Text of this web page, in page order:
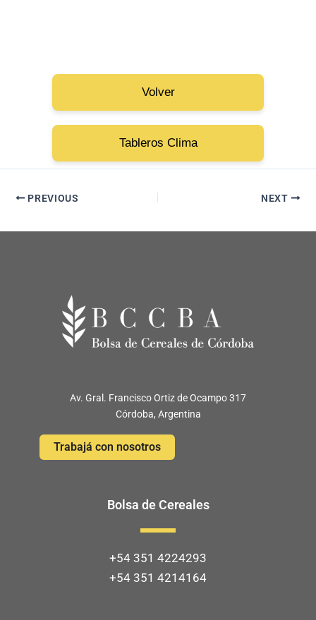
Volver
Tableros Clima
PREVIOUS NEXT
Av. Gral. Francisco Ortiz de Ocampo 317
Córdoba, Argentina
Trabajá con nosotros
Bolsa de Cereales
+54 351 4224293
+54 351 4214164